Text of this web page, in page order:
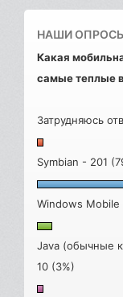
НАШИ
Какая
самые теплые
Затрудняюсь
Symbian - 201
Windows Mobile
Java (обычные
10 (3%)